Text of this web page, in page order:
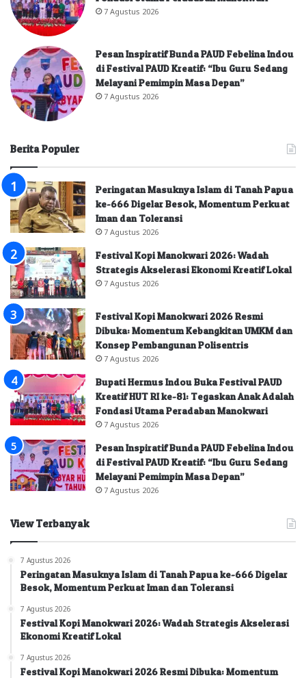
7 Agustus 2026
Pesan Inspiratif Bunda PAUD Febelina Indou
di Festival PAUD Kreatif: “Ibu Guru Sedang
Melayani Pemimpin Masa Depan”
7 Agustus 2026
Berita Populer
Peringatan Masuknya Islam di Tanah Papua
ke-666 Digelar Besok, Momentum Perkuat
Iman dan Toleransi
7 Agustus 2026
Festival Kopi Manokwari 2026: Wadah
Strategis Akselerasi Ekonomi Kreatif Lokal
7 Agustus 2026
Festival Kopi Manokwari 2026 Resmi
Dibuka: Momentum Kebangkitan UMKM dan
Konsep Pembangunan Polisentris
7 Agustus 2026
Bupati Hermus Indou Buka Festival PAUD
Kreatif HUT RI ke-81: Tegaskan Anak Adalah
Fondasi Utama Peradaban Manokwari
7 Agustus 2026
Pesan Inspiratif Bunda PAUD Febelina Indou
di Festival PAUD Kreatif: “Ibu Guru Sedang
Melayani Pemimpin Masa Depan”
7 Agustus 2026
View Terbanyak
7 Agustus 2026
Peringatan Masuknya Islam di Tanah Papua ke-666 Digelar
Besok, Momentum Perkuat Iman dan Toleransi
7 Agustus 2026
Festival Kopi Manokwari 2026: Wadah Strategis Akselerasi
Ekonomi Kreatif Lokal
7 Agustus 2026
Festival Kopi Manokwari 2026 Resmi Dibuka: Momentum